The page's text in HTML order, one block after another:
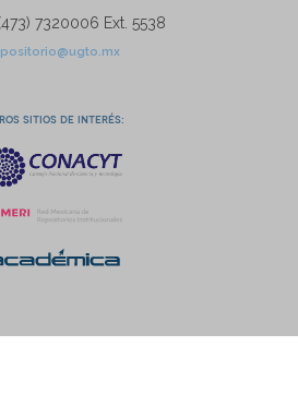
7320006 Ext. 5538
sitios de interés: